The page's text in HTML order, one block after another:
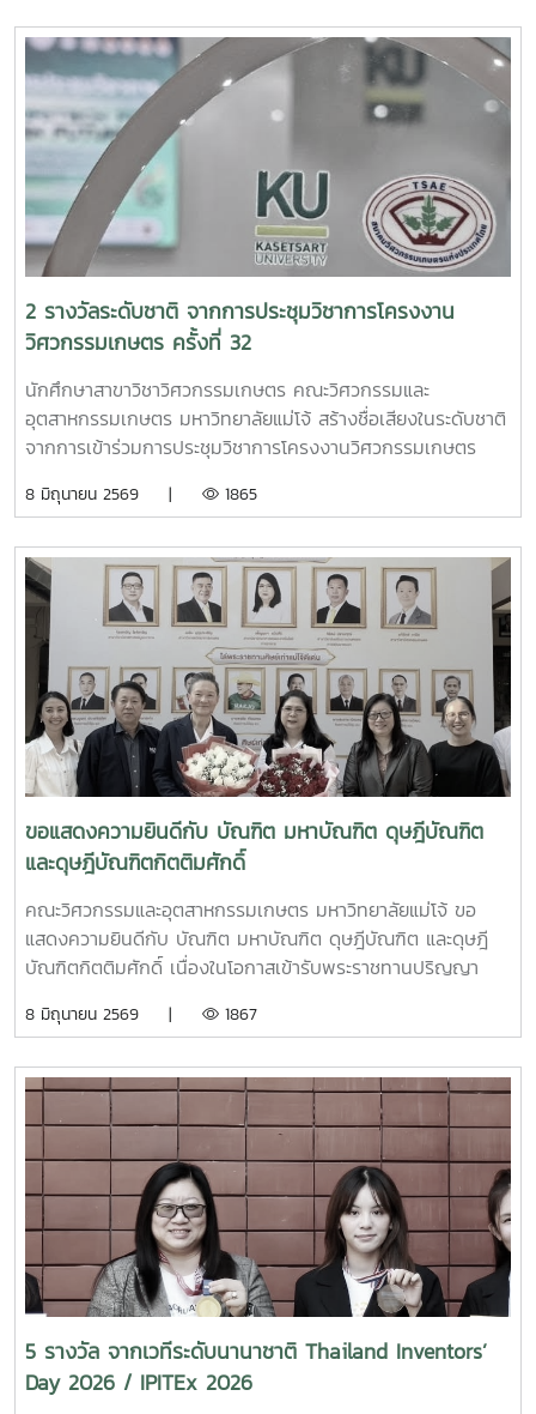
ด้านเทคโนโลยียางและพอลิเมอร์ให้ตอบโจทย์อุตสาหกรรมอย่าง
ยั่งยืน
pitching#แนวคิดธุรกิจ (Business Concept)โดย ผศ.ดร.วิยะ
ดา ชัยเวช คณบดีคณะบริหารธุรกิจ#การวางแผนธุรกิจเบื้องต้น
(Business Plan) โดย อาจารย์ ดร.จักรพงษ์ สุขพันธ์ คณะ
บริหารธุรกิจ#อบรมเทคนิคการนำเสนอผลงาน (Pitching
presentation) โดย คุณมงคลคงสุข จากอยุทยานวิทยาศาสตร์
เทคโนโลยีเกษตรและอาหาร มหาวิทยาลัยแม่โจ้กิจกรรมนี้จัดขึ้น
เพื่อให้นักวิจัย นักศึกษา ได้รับความรู้เกี่ยวกับแนวคิดธุรกิจและ
การวางแผนธุรกิจเบื้องต้น เป็นการสร้างโอกาสให้เกิดการบ่ม
เพาะธุรกิจเทคโนโลยีที่เกิดจากผลงานวิจัยและพัฒนาผลงานวิจัย
ออกสู่เชิงพาณิชย์ได้อย่างมีศักยภาพ
2 รางวัลระดับชาติ จากการประชุมวิชาการโครงงาน
วิศวกรรมเกษตร ครั้งที่ 32
นักศึกษาสาขาวิชาวิศวกรรมเกษตร คณะวิศวกรรมและ
อุตสาหกรรมเกษตร มหาวิทยาลัยแม่โจ้ สร้างชื่อเสียงในระดับชาติ
จากการเข้าร่วมการประชุมวิชาการโครงงานวิศวกรรมเกษตร
รางวัลสำคัญได้ถึง 2 รางวัลผลงานเรื่อง“การพัฒนาโมบาย
อันตรายและธาตุอาหารในแปลงเพาะปลูกพืชผักปลอดภัย ด้วย
เทคโนโลยีรังสีเอกซ์ฟลูออเรสเซนซ์ (Fluorescence X-ray)”ได้
รับรางวัลรองชนะเลิศอันดับ 2 ภาคนิทรรศการ ด้านการนำไปใช้
ประโยชน์นักศึกษาเจ้าของผลงาน1. นางสาวจิรวดี วจีสิงห์2.
นางสาวภัทรธิดา ทุ่งคำอาจารย์ที่ปรึกษาโครงงานผู้ช่วย
ศาสตราจารย์ ดร.โชติพงษ์ กาญจนปโชตินอกจากนี้ ผลงาน
เรื่อง“การวิเคราะห์พฤติกรรมเชิงพลศาสตร์และโครงสร้างแบบ
จำลองคณิตศาสตร์ของระบบเตาเผาไบโอชาร์”ได้รับรางวัลชมเชย
ภาคบรรยาย ด้านความคิดสร้างสรรค์นักศึกษาเจ้าของผลงาน1.
นางสาวณัฏฐณิชา ชนประเสริฐ2. นายไชยภัทร ปองดำรงทรัพย์
อาจารย์ที่ปรึกษาโครงงานอ.ฑีรพรรษฏ์ ศรีอ่อนได้รับรางวัล
ชมเชย ภาคบรรยาย ด้านความคิดสร้างสรรค์ความสำเร็จในครั้ง
นี้สะท้อนถึงศักยภาพของนักศึกษาในการบูรณาการองค์ความรู้
ด้านวิศวกรรมเกษตรสู่การพัฒนาเทคโนโลยีและนวัตกรรมที่
สามารถนำไปประยุกต์ใช้ได้จริง ตลอดจนแสดงให้เห็นถึงคุณภาพ
การพัฒนาบัณฑิตให้มีความรู้ ความสามารถ และพร้อมขับเคลื่อน
แข่งขันในครั้งนี้ ได้รับการสนับสนุนและดูแลโดย ผู้ช่วย
ศาสตราจารย์ ดร. โชติพงศ์ กาญจนประโชติ และอาจารย์ ฑี
รพรรษฏ์ ศรีอ่อน ในฐานะ อาจารย์ผู้ควบคุมและนำนักศึกษาเข้า
ร่วมการแข่งขัน >
8 มิถุนายน 2569 | 1865
ขอแสดงความยินดีกับ บัณฑิต มหาบัณฑิต ดุษฎีบัณฑิต
และดุษฎีบัณฑิตกิตติมศักดิ์
คณะวิศวกรรมและอุตสาหกรรมเกษตร มหาวิทยาลัยแม่โจ้ ขอ
แสดงความยินดีกับ บัณฑิต มหาบัณฑิต ดุษฎีบัณฑิต และดุษฎี
บัณฑิตกิตติมศักดิ์ เนื่องในโอกาสเข้ารับพระราชทานปริญญา
ความภาคภูมิใจของคณะ ขออำนวยพรให้ทุกท่านก้าวหน้า มั่นคง
8 มิถุนายน 2569 | 1867
5 รางวัล จากเวทีระดับนานาชาติ Thailand Inventors’
Day 2026 / IPITEx 2026